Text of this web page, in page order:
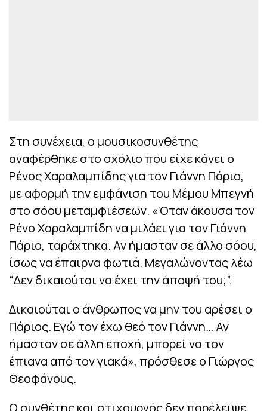
Στη συνέχεια, ο μουσικοσυνθέτης
αναφέρθηκε στο σχόλιο που είχε κάνει ο
Ρένος Χαραλαμπίδης για τον Γιάννη Πάριο,
με αφορμή την εμφάνιση του Μέμου Μπεγνή
στο σόου μεταμφιέσεων. «Όταν άκουσα τον
Ρένο Χαραλαμπίδη να μιλάει για τον Γιάννη
Πάριο, ταράχτηκα. Αν ήμασταν σε άλλο σόου,
ίσως να έπαιρνα φωτιά. Μεγαλώνοντας λέω
“Δεν δικαιούται να έχει την άποψή του;”.
Δικαιούται ο άνθρωπος να μην του αρέσει ο
Πάριος. Εγώ τον έχω θεό τον Γιάννη… Αν
ήμασταν σε άλλη εποχή, μπορεί να τον
έπιανα από τον γιακά», πρόσθεσε ο Γιώργος
Θεοφάνους.